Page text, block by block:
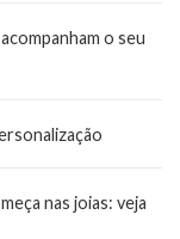
o seu
nas joias: veja